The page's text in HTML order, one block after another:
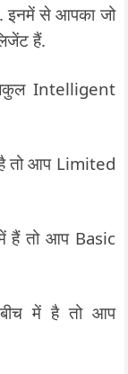
इनमें से आपका जो
हैं.
Intelligent
तो आप Limited
हैं तो आप Basic
में है तो आप